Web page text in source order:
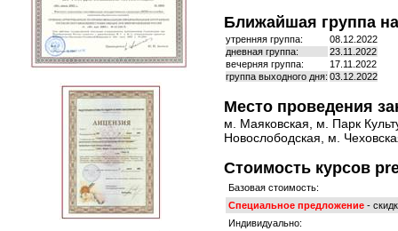
Ближайшая группа
утренняя группа:
08.12.2022
дневная группа:
23.11.2022
вечерняя группа:
17.11.2022
группа выходного дня: 03.12.2022
Место проведения
м. Маяковская, м. Парк
Новослободская, м.
Стоимость курсов
Базовая стоимость:
Специальное предложение -
Индивидуально: